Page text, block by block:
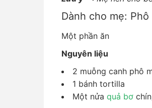
Dành cho mẹ:
Một phần ăn
Nguyên liệu
2 muỗng canh phô
1 bánh tortilla
Một nửa quả bơ